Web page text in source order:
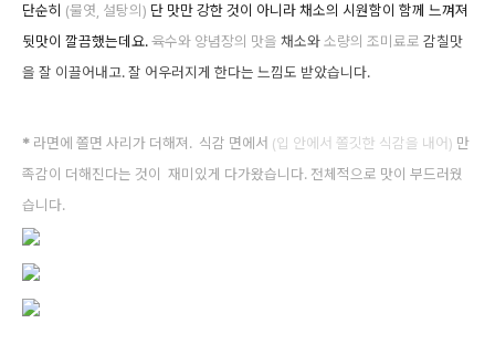
단순히 (물엿, 설탕의) 단 맛만 강한 것이 아니라 채소의 시원함이 함께 느껴져
뒷맛이 깔끔했는데요.육수와 양념장의 맛을 채소와소량의 조미료로 감칠맛
을 잘 이끌어내고. 잘 어우러지게 한다는 느낌도 받았습니다.
* 라면에 쫄면 사리가 더해져. 식감 면에서 (입 안에서 쫄깃한 식감을 내어) 만
족감이 더해진다는 것이 재미있게 다가왔습니다. 전체적으로 맛이 부드러웠
습니다.